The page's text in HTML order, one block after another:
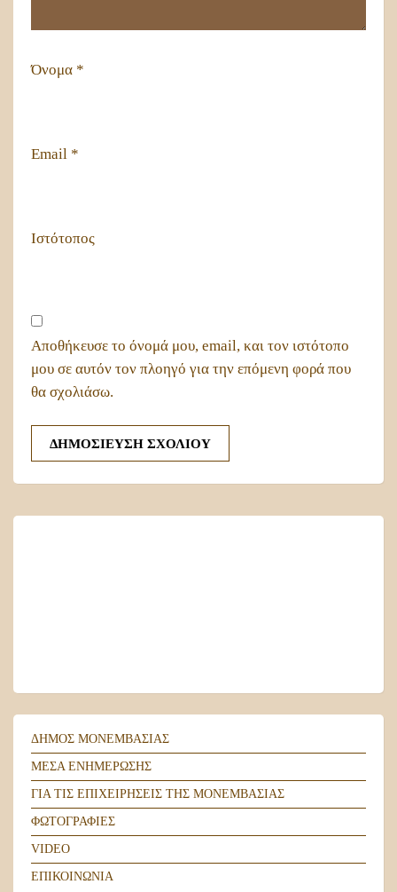
Όνομα *
Email *
Ιστότοπος
Αποθήκευσε το όνομά μου, email, και τον ιστότοπο
μου σε αυτόν τον πλοηγό για την επόμενη φορά που
θα σχολιάσω.
ΔΗΜΟΣ ΜΟΝΕΜΒΑΣΙΑΣ
ΜΕΣΑ ΕΝΗΜΕΡΩΣΗΣ
ΓΙΑ ΤΙΣ ΕΠΙΧΕΙΡΗΣΕΙΣ ΤΗΣ ΜΟΝΕΜΒΑΣΙΑΣ
ΦΩΤΟΓΡΑΦΙΕΣ
VIDEO
ΕΠΙΚΟΙΝΩΝΙΑ